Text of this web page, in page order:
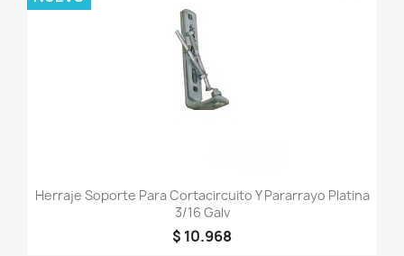
Herraje Soporte Para Cortacircuito Y Pararrayo Platina
3/16 Galv
$ 10.968